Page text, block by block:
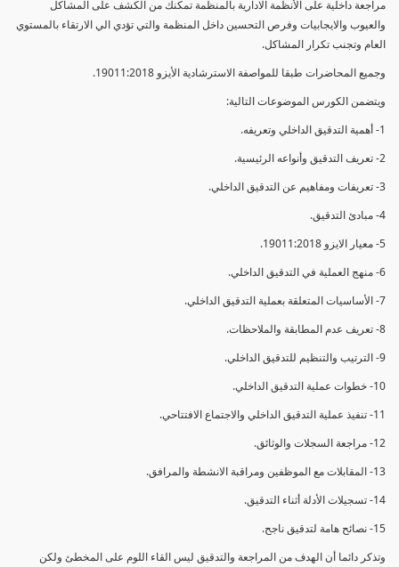
مراجعة داخلية على الأنظمة الادارية بالمنظمة تمكنك من الكشف على المشاكل
والعيوب والايجابيات وفرص التحسين داخل المنظمة والتي تؤدي الي الارتقاء بالمستوي
العام وتجنب تكرار المشاكل.
وجميع المحاضرات طبقا للمواصفة الاسترشادية الأيزو 19011:2018.
ويتضمن الكورس الموضوعات التالية:
1- أهمية التدقيق الداخلي وتعريفه.
2- تعريف التدقيق وأنواعه الرئيسية.
3- تعريفات ومفاهيم عن التدقيق الداخلي.
4- مبادئ التدقيق.
5- معيار الايزو 19011:2018.
6- منهج العملية في التدقيق الداخلي.
7- الأساسيات المتعلقة بعملية التدقيق الداخلي.
8- تعريف عدم المطابقة والملاحظات.
9- الترتيب والتنظيم للتدقيق الداخلي.
10- خطوات عملية التدقيق الداخلي.
11- تنفيذ عملية التدقيق الداخلي والاجتماع الافتتاحي.
12- مراجعة السجلات والوثائق.
13- المقابلات مع الموظفين ومراقبة الانشطة والمرافق.
14- تسجيلات الأدلة أثناء التدقيق.
15- نصائح هامة لتدقيق ناجح.
وتذكر دائما أن الهدف من المراجعة والتدقيق ليس القاء اللوم على المخطئ ولكن